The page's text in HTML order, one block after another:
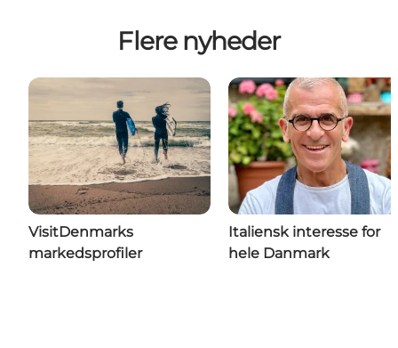
Flere nyheder
VisitDenmarks
markedsprofiler
Italiensk interesse for
hele Danmark